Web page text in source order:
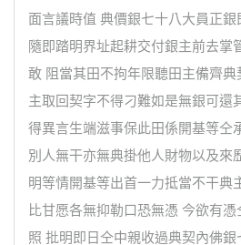
面言議時值 典價銀七十八大員正
隨即踏明界址起耕交付銀主前去掌
敢 阻當其田不拘年限聽田主備齊
主取回契字不得刁難如是無銀可還
得異言生端滋事保此田係開基等仝
別人無干亦無典掛他人財物以及來
明等情開基等出首一力抵當不干典
比甘愿各無抑勒口恐無憑 今欲有
照 批明即日仝中親收過典契內佛